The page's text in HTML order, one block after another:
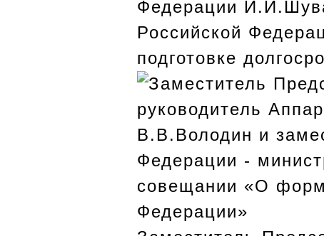
Федерации
Российской
подготовке